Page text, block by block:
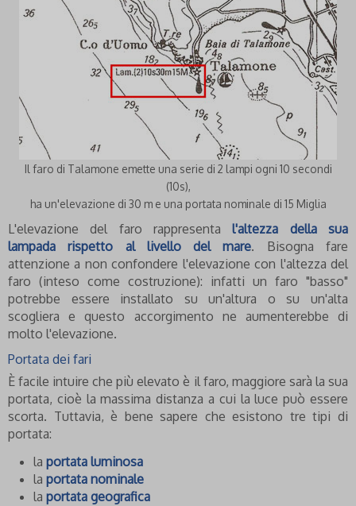
Il faro di Talamone emette una serie di 2 lampi ogni 10 secondi
(10s),
ha un'elevazione di 30 m e una portata nominale di 15 Miglia
L'elevazione del faro rappresental'altezza della sua
lampada rispetto al livello del mare. Bisogna fare
attenzione a non confondere l'elevazione con l'altezza del
faro (inteso come costruzione): infatti un faro "basso"
potrebbe essere installato su un'altura o su un'alta
scogliera e questo accorgimento ne aumenterebbe di
molto l'elevazione.
Portata dei fari
È facile intuire che più elevato è il faro, maggiore sarà la sua
portata, cioè la massima distanza a cui la luce può essere
scorta. Tuttavia, è bene sapere che esistono tre tipi di
portata:
la portata luminosa
la portata nominale
la portata geografica